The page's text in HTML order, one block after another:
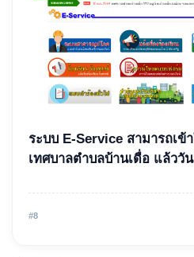
28 กรกฎาคม 2568 693 ครั้ง
ระบบ E-Service
งานผ่านเว็บไซต์
ตำบลบ้านเดื่อ แล้
ระบบ E-Service สามารถเข้
เทศบาลตำบลบ้านเดื่อ แล้ววั
#8